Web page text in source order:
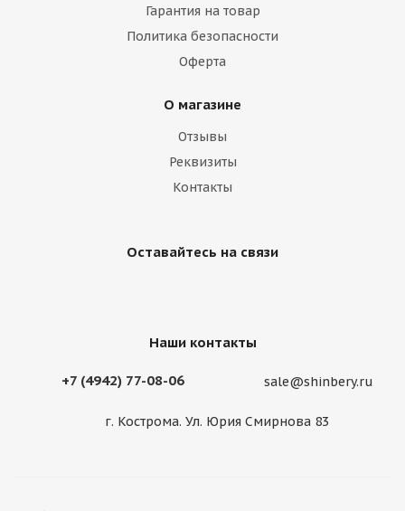
Гарантия на товар
Политика безопасности
Оферта
О магазине
Отзывы
Реквизиты
Контакты
Оставайтесь на связи
Наши контакты
+7 (4942) 77-08-06 sale@shinbery.ru
г. Кострома. Ул. Юрия Смирнова 83